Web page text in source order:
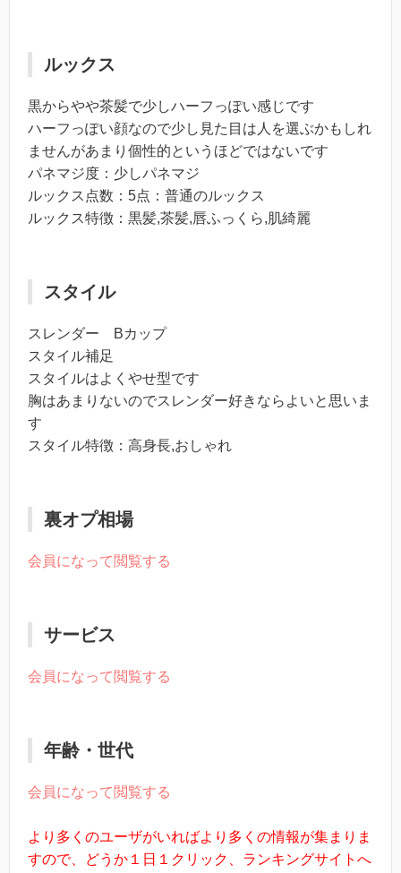
ルックス
黒からやや茶髪で少しハーフっぽい感じです
ハーフっぽい顔なので少し見た目は人を選ぶかもしれ
ませんがあまり個性的というほどではないです
パネマジ度：少しパネマジ
ルックス点数：5点：普通のルックス
ルックス特徴：黒髪,茶髪,唇ふっくら,肌綺麗
スタイル
スレンダー Bカップ
スタイル補足
スタイルはよくやせ型です
胸はあまりないのでスレンダー好きならよいと思いま
す
スタイル特徴：高身長,おしゃれ
裏オプ相場
会員になって閲覧する
サービス
会員になって閲覧する
年齢・世代
会員になって閲覧する
より多くのユーザがいればより多くの情報が集まりま
すので、どうか１日１クリック、ランキングサイトへ